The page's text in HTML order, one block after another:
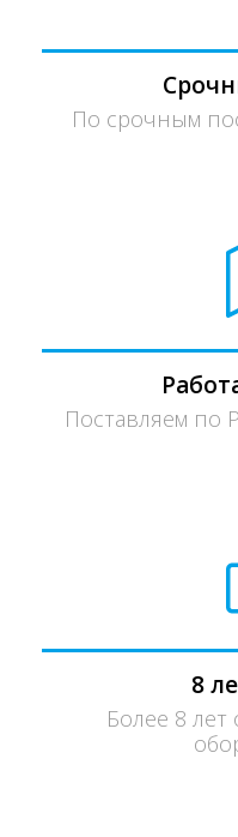
По срочным
Поставляем по
8
Более 8 лет